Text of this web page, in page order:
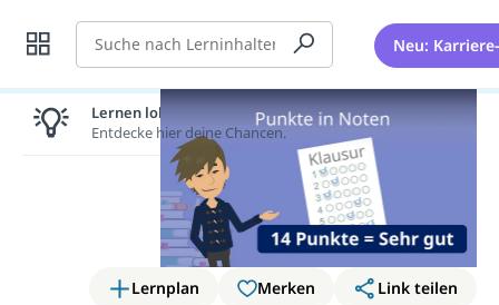
Suche Neu:
Lernplan Merken
Link teilen
Lernen lohnt sich!
Entdecke hier deine Chancen.